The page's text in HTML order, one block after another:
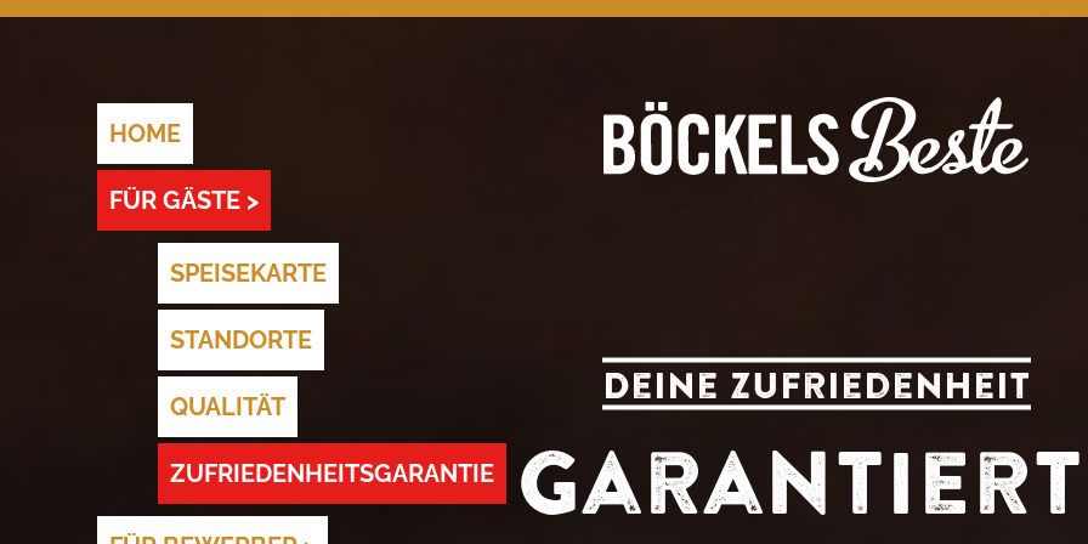
HOME
FÜR GÄSTE >
SPEISEKARTE
STANDORTE
QUALITÄT
ZUFRIEDENHEITSGARANTIE
Deine Zufriedenheit